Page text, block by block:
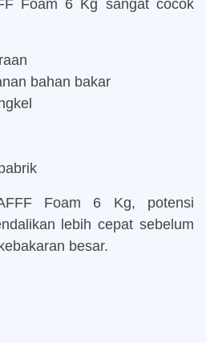
Foam 6 Kg sangat cocok
bahan bakar
Foam 6 Kg, potensi
lebih cepat sebelum
besar.